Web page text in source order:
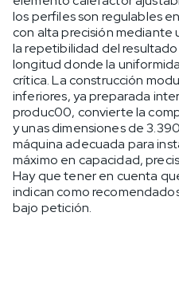
los perfiles son regulables
con alta precisión
la repetibilidad del
longitud donde la
crítica. La construcción
inferiores, ya preparada
produc00, convierte la
y unas dimensiones de
máquina adecuada para
máximo en capacidad,
Hay que tener en cuenta
indican como
bajo petición.